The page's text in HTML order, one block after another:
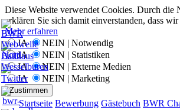
Diese Website verwendet Cookies. Durch die
erklären Sie sich damit einverstanden, dass
Mehr erfahren
JA
NEIN | Notwendig
JA
NEIN | Statistiken
JA
NEIN | Externe Medien
JA
NEIN | Marketing
Zustimmen
Startseite Bewerbung Gästebuch BWR